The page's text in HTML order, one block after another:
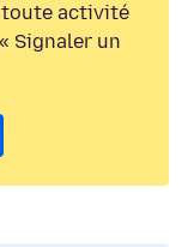
toute activité
Signaler un